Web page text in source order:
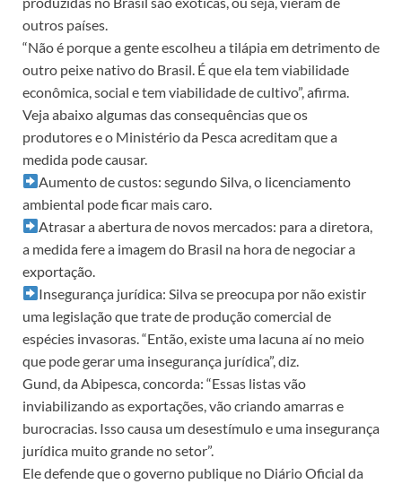
outros países.
“Não é porque a gente escolheu a tilápia em detrimento de
outro peixe nativo do Brasil. É que ela tem viabilidade
econômica, social e tem viabilidade de cultivo”, afirma.
Veja abaixo algumas das consequências que os
produtores e o Ministério da Pesca acreditam que a
medida pode causar.
Aumento de custos: segundo Silva, o licenciamento
ambiental pode ficar mais caro.
Atrasar a abertura de novos mercados: para a diretora,
a medida fere a imagem do Brasil na hora de negociar a
exportação.
Insegurança jurídica: Silva se preocupa por não existir
uma legislação que trate de produção comercial de
espécies invasoras. “Então, existe uma lacuna aí no meio
que pode gerar uma insegurança jurídica”, diz.
Gund, da Abipesca, concorda: “Essas listas vão
inviabilizando as exportações, vão criando amarras e
burocracias. Isso causa um desestímulo e uma insegurança
jurídica muito grande no setor”.
Ele defende que o governo publique no Diário Oficial da